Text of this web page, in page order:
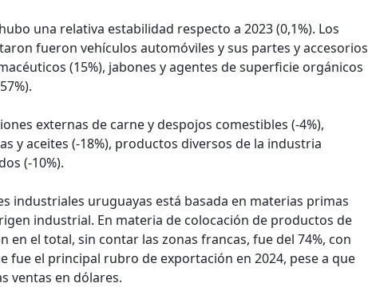
una relativa estabilidad respecto a 2023 (0,1%). Los
fueron vehículos automóviles y sus partes y accesorios
(15%), jabones y agentes de superficie orgánicos
externas de carne y despojos comestibles (-4%),
y aceites (-18%), productos diversos de la industria
(-10%).
industriales uruguayas está basada en materias primas
industrial. En materia de colocación de productos de
el total, sin contar las zonas francas, fue del 74%, con
fue el principal rubro de exportación en 2024, pese a que
ventas en dólares.